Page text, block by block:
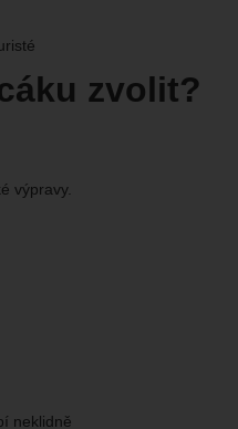
zvolit?
výpravy.
neklidně